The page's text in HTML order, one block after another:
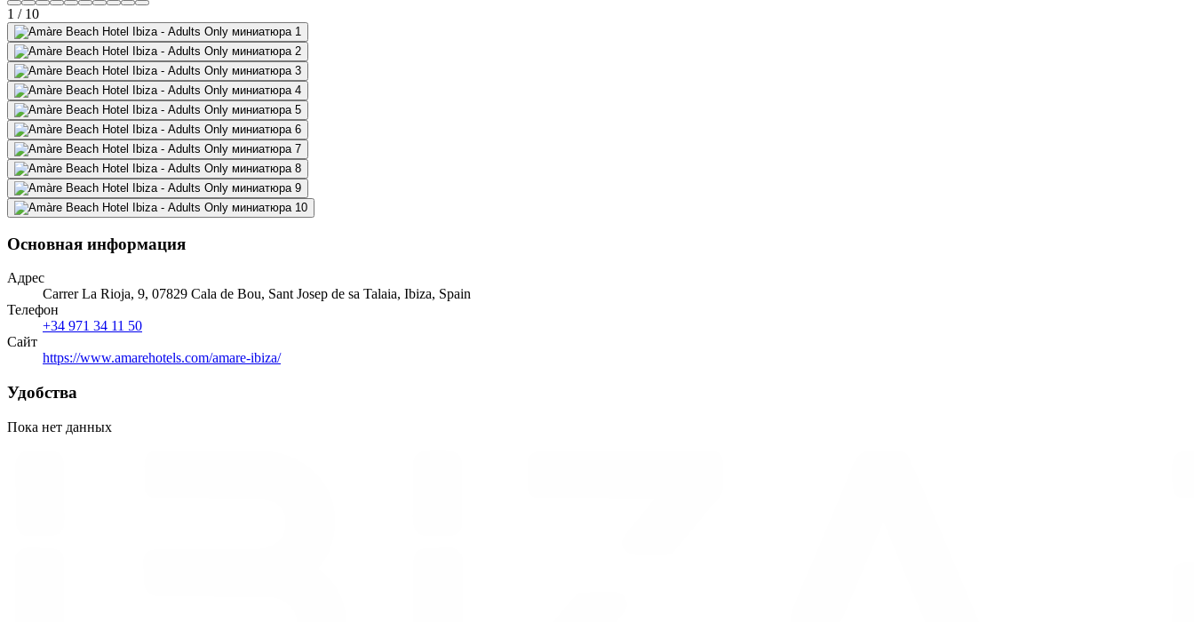
1 / 10
Основная информация
Адрес
Carrer La Rioja, 9, 07829 Cala de Bou, Sant Josep de sa Talaia, Ibiza, Spain
Телефон
+34 971 34 11 50
Сайт
https://www.amarehotels.com/amare-ibiza/
Удобства
Пока нет данных